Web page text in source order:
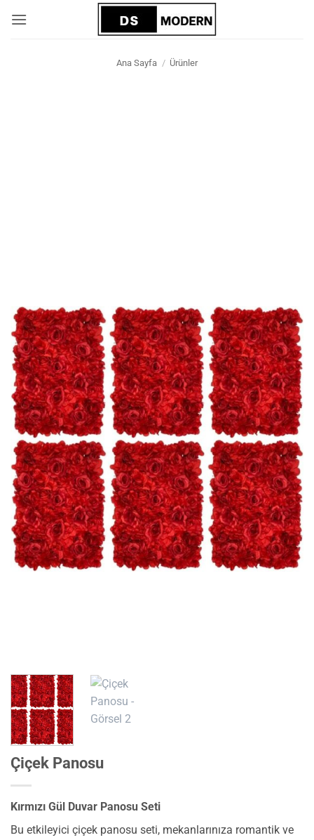
atla
Ana Sayfa / Ürünler
Çiçek Panosu
Kırmızı Gül Duvar Panosu Seti
Bu etkileyici çiçek panosu seti, mekanlarınıza romantik ve